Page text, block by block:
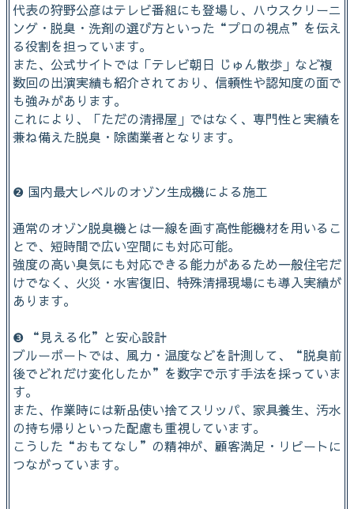
代表の狩野公彦はテレビ番組にも登場し、ハウスクリーニ
ング・脱臭・洗剤の選び方といった“プロの視点”を伝え
る役割を担っています。
また、公式サイトでは「テレビ朝日 じゅん散歩」など複
数回の出演実績も紹介されており、信頼性や認知度の面で
も強みがあります。
これにより、「ただの清掃屋」ではなく、専門性と実績を
兼ね備えた脱臭・除菌業者となります。
❷ 国内最大レベルのオゾン生成機による施工
通常のオゾン脱臭機とは一線を画す高性能機材を用いるこ
とで、短時間で広い空間にも対応可能。
強度の高い臭気にも対応できる能力があるため一般住宅だ
けでなく、火災・水害復旧、特殊清掃現場にも導入実績が
あります。
❸ “見える化”と安心設計
ブルーポートでは、風力・温度などを計測して、“脱臭前
後でどれだけ変化したか”を数字で示す手法を採っていま
す。
また、作業時には新品使い捨てスリッパ、家具養生、汚水
の持ち帰りといった配慮も重視しています。
こうした“おもてなし”の精神が、顧客満足・リピートに
つながっています。